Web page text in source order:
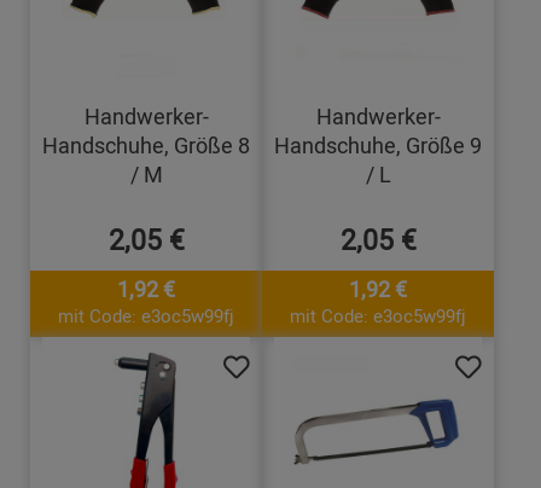
Handwerker-
Handschuhe, Größe 8
/ M
2,05 €
1,92 €
mit Code: e3oc5w99fj
Handwerker-
Handschuhe, Größe 9
/ L
2,05 €
1,92 €
mit Code: e3oc5w99fj